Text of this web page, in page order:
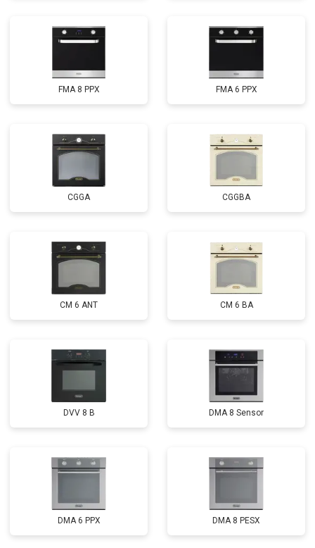
FMA 8 PPX FMA 6 PPX
CGGA CGGBA
CM 6 ANT CM 6 BA
DVV 8 B DMA 8 Sensor
DMA 6 PPX DMA 8 PESX